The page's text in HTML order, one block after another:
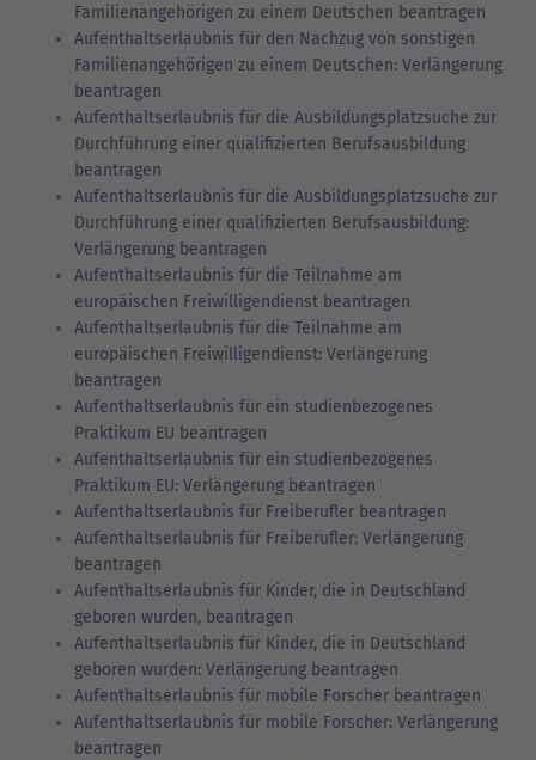
Familienangehörigen zu einem Deutschen beantragen
Aufenthaltserlaubnis für den Nachzug von sonstigen
Familienangehörigen zu einem Deutschen: Verlängerung
beantragen
Aufenthaltserlaubnis für die Ausbildungsplatzsuche zur
Durchführung einer qualifizierten Berufsausbildung
beantragen
Aufenthaltserlaubnis für die Ausbildungsplatzsuche zur
Durchführung einer qualifizierten Berufsausbildung:
Verlängerung beantragen
Aufenthaltserlaubnis für die Teilnahme am
europäischen Freiwilligendienst beantragen
Aufenthaltserlaubnis für die Teilnahme am
europäischen Freiwilligendienst: Verlängerung
beantragen
Aufenthaltserlaubnis für ein studienbezogenes
Praktikum EU beantragen
Aufenthaltserlaubnis für ein studienbezogenes
Praktikum EU: Verlängerung beantragen
Aufenthaltserlaubnis für Freiberufler beantragen
Aufenthaltserlaubnis für Freiberufler: Verlängerung
beantragen
Aufenthaltserlaubnis für Kinder, die in Deutschland
geboren wurden, beantragen
Aufenthaltserlaubnis für Kinder, die in Deutschland
geboren wurden: Verlängerung beantragen
Aufenthaltserlaubnis für mobile Forscher beantragen
Aufenthaltserlaubnis für mobile Forscher: Verlängerung
beantragen